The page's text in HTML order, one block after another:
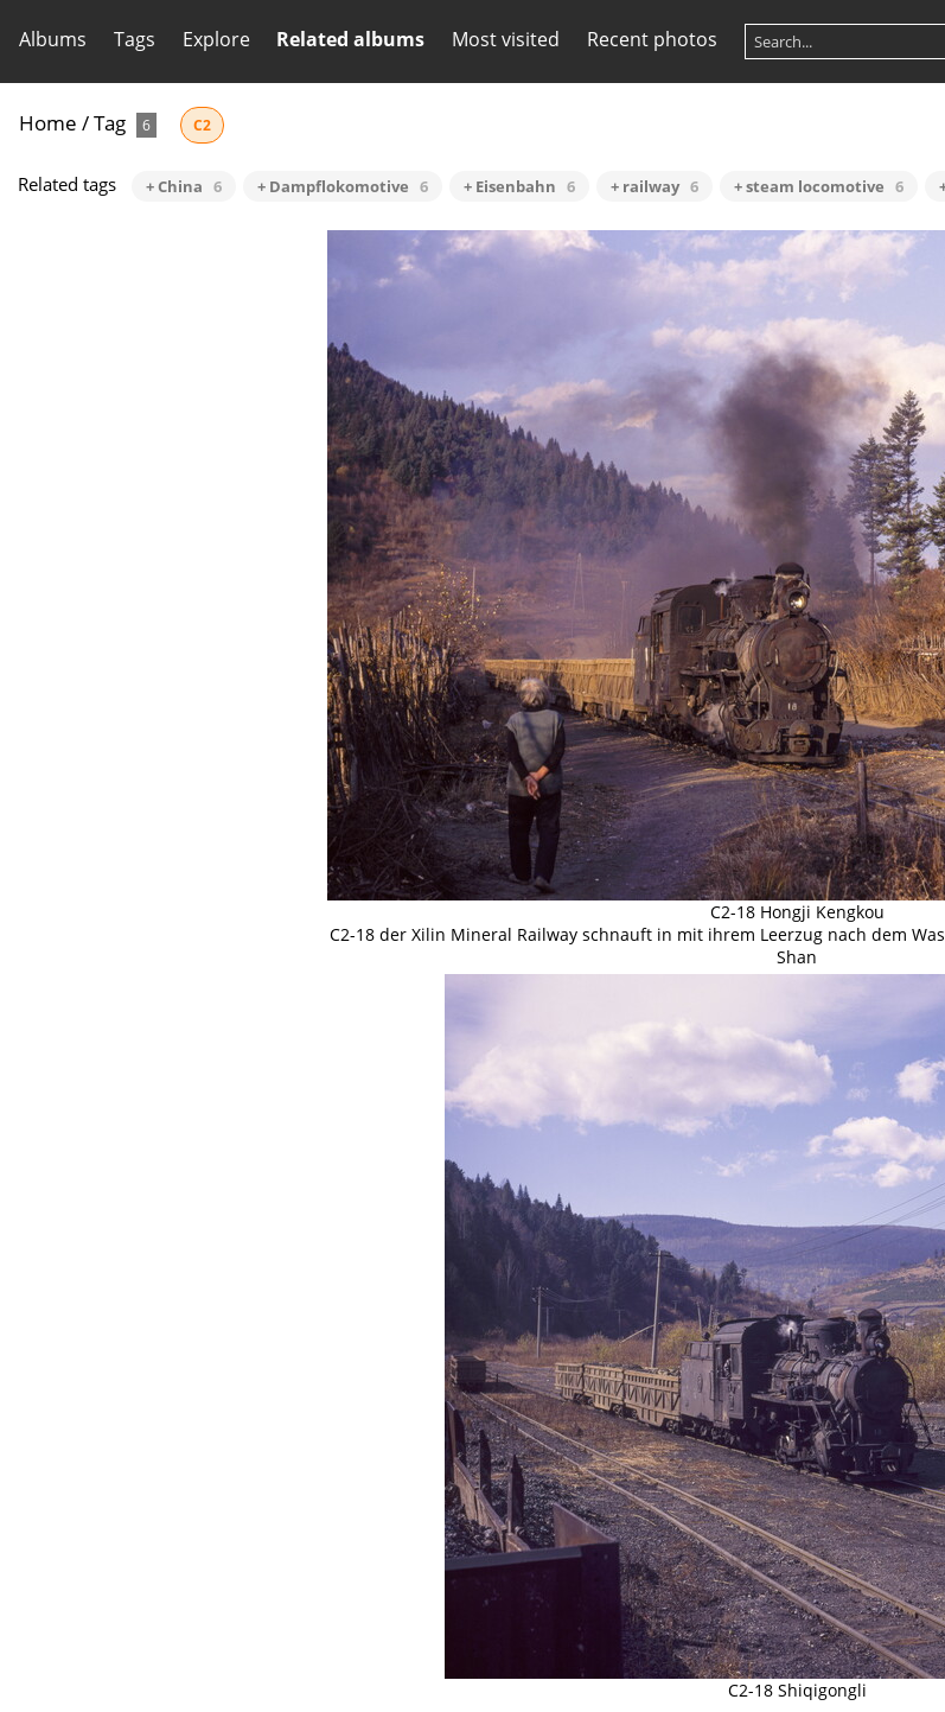
Albums Tags Explore Related albums Most visited Recent photos
Home /Tag 6 C2
Related tags + China 6 + Dampflokomotive 6 + Eisenbahn 6 + railway 6 + steam locomotive 6
C2-18 Hongji Kengkou
C2-18 der Xilin Mineral Railway schnauft in mit ihrem Leerzug nach dem
Shan
C2-18 Shiqigongli